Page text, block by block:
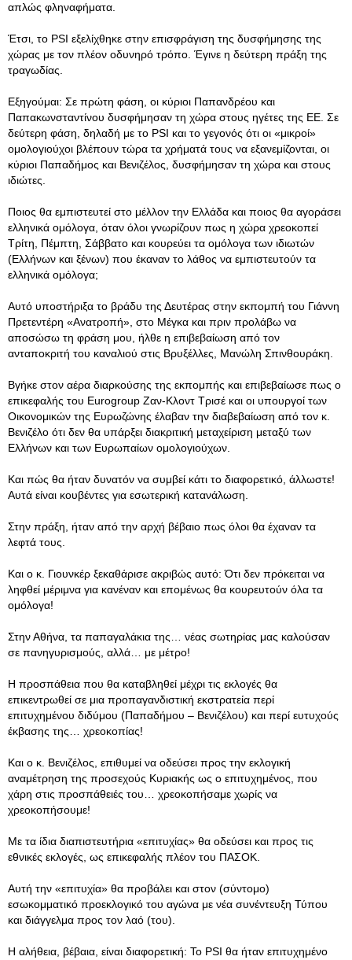
απλώς φληναφήματα.
Έτσι, το PSI εξελίχθηκε στην επισφράγιση της δυσφήμησης της
χώρας με τον πλέον οδυνηρό τρόπο. Έγινε η δεύτερη πράξη της
τραγωδίας.
Εξηγούμαι: Σε πρώτη φάση, οι κύριοι Παπανδρέου και
Παπακωνσταντίνου δυσφήμησαν τη χώρα στους ηγέτες της ΕΕ. Σε
δεύτερη φάση, δηλαδή με το PSI και το γεγονός ότι οι «μικροί»
ομολογιούχοι βλέπουν τώρα τα χρήματά τους να εξανεμίζονται, οι
κύριοι Παπαδήμος και Βενιζέλος, δυσφήμησαν τη χώρα και στους
ιδιώτες.
Ποιος θα εμπιστευτεί στο μέλλον την Ελλάδα και ποιος θα αγοράσει
ελληνικά ομόλογα, όταν όλοι γνωρίζουν πως η χώρα χρεοκοπεί
Τρίτη, Πέμπτη, Σάββατο και κουρεύει τα ομόλογα των ιδιωτών
(Ελλήνων και ξένων) που έκαναν το λάθος να εμπιστευτούν τα
ελληνικά ομόλογα;
Αυτό υποστήριξα το βράδυ της Δευτέρας στην εκπομπή του Γιάννη
Πρετεντέρη «Ανατροπή», στο Μέγκα και πριν προλάβω να
αποσώσω τη φράση μου, ήλθε η επιβεβαίωση από τον
ανταποκριτή του καναλιού στις Βρυξέλλες, Μανώλη Σπινθουράκη.
Βγήκε στον αέρα διαρκούσης της εκπομπής και επιβεβαίωσε πως ο
επικεφαλής του Eurogroup Ζαν-Κλοντ Τρισέ και οι υπουργοί των
Οικονομικών της Ευρωζώνης έλαβαν την διαβεβαίωση από τον κ.
Βενιζέλο ότι δεν θα υπάρξει διακριτική μεταχείριση μεταξύ των
Ελλήνων και των Ευρωπαίων ομολογιούχων.
Και πώς θα ήταν δυνατόν να συμβεί κάτι το διαφορετικό, άλλωστε!
Αυτά είναι κουβέντες για εσωτερική κατανάλωση.
Στην πράξη, ήταν από την αρχή βέβαιο πως όλοι θα έχαναν τα
λεφτά τους.
Και ο κ. Γιουνκέρ ξεκαθάρισε ακριβώς αυτό: Ότι δεν πρόκειται να
ληφθεί μέριμνα για κανέναν και επομένως θα κουρευτούν όλα τα
ομόλογα!
Στην Αθήνα, τα παπαγαλάκια της… νέας σωτηρίας μας καλούσαν
σε πανηγυρισμούς, αλλά… με μέτρο!
Η προσπάθεια που θα καταβληθεί μέχρι τις εκλογές θα
επικεντρωθεί σε μια προπαγανδιστική εκστρατεία περί
επιτυχημένου διδύμου (Παπαδήμου – Βενιζέλου) και περί ευτυχούς
έκβασης της… χρεοκοπίας!
Και ο κ. Βενιζέλος, επιθυμεί να οδεύσει προς την εκλογική
αναμέτρηση της προσεχούς Κυριακής ως ο επιτυχημένος, που
χάρη στις προσπάθειές του… χρεοκοπήσαμε χωρίς να
χρεοκοπήσουμε!
Με τα ίδια διαπιστευτήρια «επιτυχίας» θα οδεύσει και προς τις
εθνικές εκλογές, ως επικεφαλής πλέον του ΠΑΣΟΚ.
Αυτή την «επιτυχία» θα προβάλει και στον (σύντομο)
εσωκομματικό προεκλογικό του αγώνα με νέα συνέντευξη Τύπου
και διάγγελμα προς τον λαό (του).
Η αλήθεια, βέβαια, είναι διαφορετική: Το PSI θα ήταν επιτυχημένο